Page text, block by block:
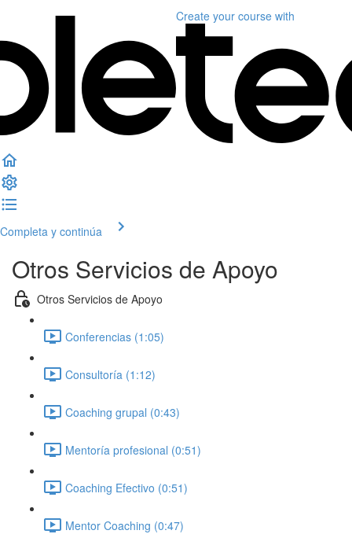
Create your course with
Completa y continúa
Otros Servicios de Apoyo
Otros Servicios de Apoyo
Conferencias (1:05)
Consultoría (1:12)
Coaching grupal (0:43)
Mentoría profesional (0:51)
Coaching Efectivo (0:51)
Mentor Coaching (0:47)